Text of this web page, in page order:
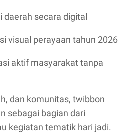
daerah secara digital
visual perayaan tahun 2026
aktif masyarakat tanpa
dan komunitas, twibbon
sebagai bagian dari
kegiatan tematik hari jadi.